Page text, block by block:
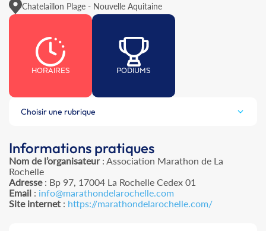
Chatelaillon Plage - Nouvelle Aquitaine
HORAIRES PODIUMS
Choisir une rubrique
Informations pratiques
Nom de l’organisateur: Association Marathon de La
Rochelle
Adresse: Bp 97, 17004 La Rochelle Cedex 01
Email : info@marathondelarochelle.com
Site internet : https://marathondelarochelle.com/